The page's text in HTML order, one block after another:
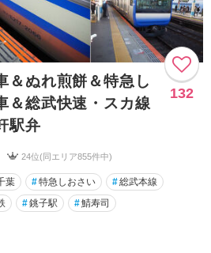
＆ぬれ煎餅＆特急し
＆総武快速・スカ線
駅弁
132
24位(同エリア855件中)
葉 #特急しおさい #総武本線
#銚子駅 #鯖寿司